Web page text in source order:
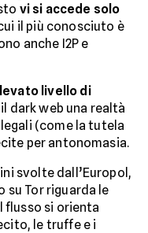
vi si accede solo
il più conosciuto è
anche I2P e
livello di
dark web una realtà
(come la tutela
per antonomasia.
svolte dall’Europol,
Tor riguarda le
si orienta
le truffe e i